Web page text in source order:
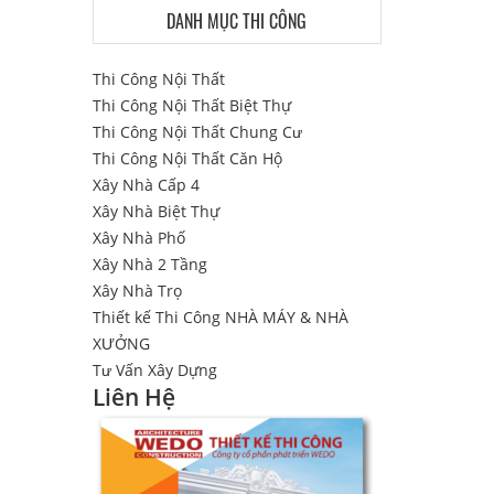
DANH MỤC THI CÔNG
Thi Công Nội Thất
Thi Công Nội Thất Biệt Thự
Thi Công Nội Thất Chung Cư
Thi Công Nội Thất Căn Hộ
Xây Nhà Cấp 4
Xây Nhà Biệt Thự
Xây Nhà Phố
Xây Nhà 2 Tầng
Xây Nhà Trọ
Thiết kế Thi Công NHÀ MÁY & NHÀ
XƯỞNG
Tư Vấn Xây Dựng
Liên Hệ